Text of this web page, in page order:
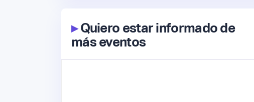
▸Quiero estar informado de
más eventos